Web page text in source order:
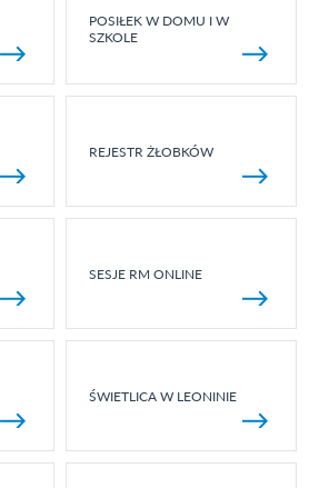
POSIŁEK W DOMU I W
SZKOLE
REJESTR ŻŁOBKÓW
SESJE RM ONLINE
ŚWIETLICA W LEONINIE